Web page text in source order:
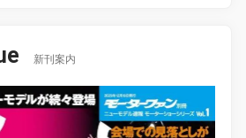
新刊案内